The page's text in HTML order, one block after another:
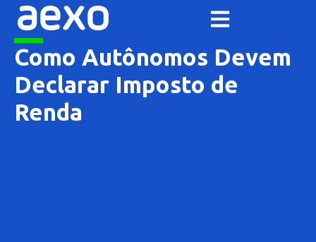
Como Autônomos Devem
Declarar Imposto de
Renda